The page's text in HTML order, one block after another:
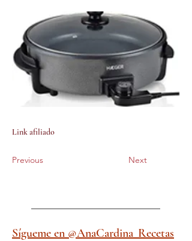
Link afiliado
Previous Next
Sígueme en @AnaCardina_Recetas